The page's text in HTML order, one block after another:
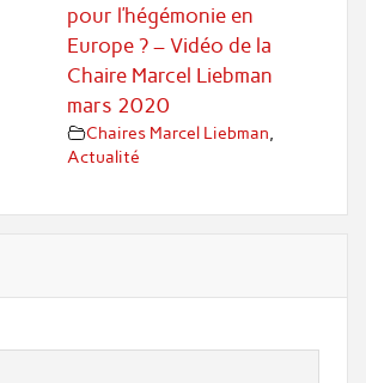
pour l’hégémonie en
Europe ? – Vidéo de la
Chaire Marcel Liebman
mars 2020
Chaires Marcel Liebman
Actualité